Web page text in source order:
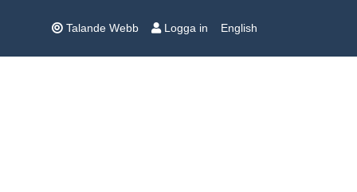
Talande Webb Logga in English